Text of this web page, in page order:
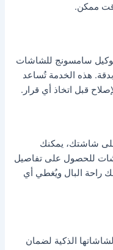
ممكن.
توكيل سامسونج للشاشات
هذه الخدمة تُساعد
قبل اتخاذ أي قرار.
شاشتك، يمكنك
للحصول على تفاصيل
راحة البال ويُغطي أي
الذكية لضمان